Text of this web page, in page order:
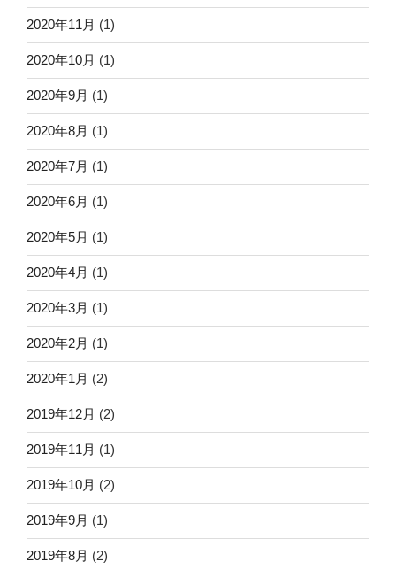
2020年11月 (1)
2020年10月 (1)
2020年9月 (1)
2020年8月 (1)
2020年7月 (1)
2020年6月 (1)
2020年5月 (1)
2020年4月 (1)
2020年3月 (1)
2020年2月 (1)
2020年1月 (2)
2019年12月 (2)
2019年11月 (1)
2019年10月 (2)
2019年9月 (1)
2019年8月 (2)